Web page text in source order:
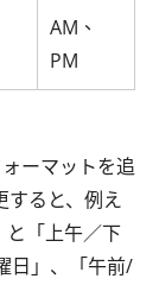
AM、
PM
ーマットを追
すると、例え
と「上午／下
日」、「午前/